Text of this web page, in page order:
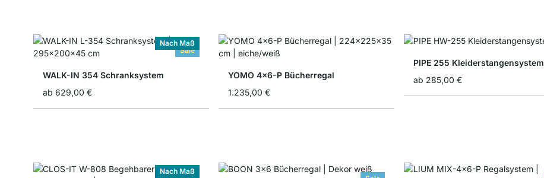
Sale
Nach Maß
WALK-IN 354 Schranksystem
ab 629,00 €
YOMO 4x6-P Bücherregal
1.235,00 €
PIPE 255 Kleiderstangensystem
ab 285,00 €
Nach Maß